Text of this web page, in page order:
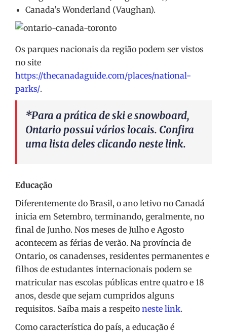
Canada’s Wonderland (Vaughan).
Os parques nacionais da região podem ser vistos
no site
https://thecanadaguide.com/places/national-
parks/.
*Para a prática de ski e snowboard,
Ontario possui vários locais. Confira
uma lista deles clicando neste link.
Educação
Diferentemente do Brasil, o ano letivo no Canadá
inicia em Setembro, terminando, geralmente, no
final de Junho. Nos meses de Julho e Agosto
acontecem as férias de verão. Na província de
Ontario, os canadenses, residentes permanentes e
filhos de estudantes internacionais podem se
matricular nas escolas públicas entre quatro e 18
anos, desde que sejam cumpridos alguns
requisitos. Saiba mais a respeito neste link.
Como característica do país, a educação é